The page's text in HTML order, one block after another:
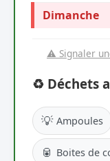
Dimanche
⚠️ Signaler
♻️ Déchets
💡 Ampoules
🥫 Boites de